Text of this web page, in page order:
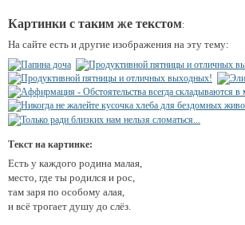
Картинки с таким же текстом:
На сайте есть и другие изображения на эту тему:
Текст на картинке:
Есть у каждого родина малая,
место, где ты родился и рос,
там заря по особому алая,
и всё трогает душу до слёз.